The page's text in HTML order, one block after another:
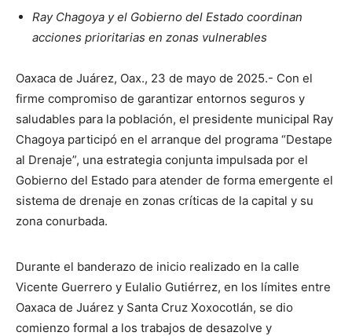
Ray Chagoya y el Gobierno del Estado coordinan
acciones prioritarias en zonas vulnerables
Oaxaca de Juárez, Oax., 23 de mayo de 2025.- Con el
firme compromiso de garantizar entornos seguros y
saludables para la población, el presidente municipal Ray
Chagoya participó en el arranque del programa “Destape
al Drenaje”, una estrategia conjunta impulsada por el
Gobierno del Estado para atender de forma emergente el
sistema de drenaje en zonas críticas de la capital y su
zona conurbada.
Durante el banderazo de inicio realizado en la calle
Vicente Guerrero y Eulalio Gutiérrez, en los límites entre
Oaxaca de Juárez y Santa Cruz Xoxocotlán, se dio
comienzo formal a los trabajos de desazolve y